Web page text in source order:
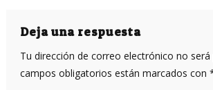
Deja una respuesta
Tu dirección de correo electrónico no será
campos obligatorios están marcados con